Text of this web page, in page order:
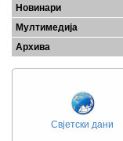
Новинари
Мултимедија
Архива
Свјетски дани